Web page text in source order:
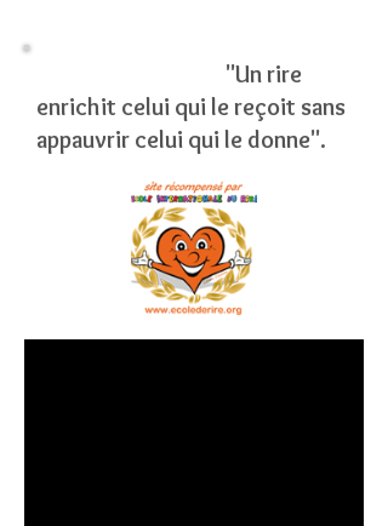
"Un rire
enrichit celui qui le reçoit sans
appauvrir celui qui le donne".